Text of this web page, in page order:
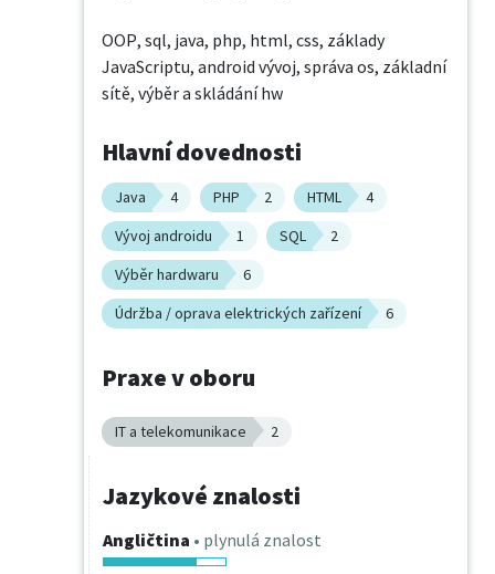
OOP, sql, java, php, html, css, základy
JavaScriptu, android vývoj, správa os, základní
sítě, výběr a skládání hw
Hlavní dovednosti
Java 4 PHP 2 HTML
4
Vývoj androidu
1 SQL
2
Výběr hardwaru
6
Údržba / oprava elektrických zařízení
6
Praxe v oboru
IT a telekomunikace 2
Jazykové znalosti
Angličtina • plynulá znalost